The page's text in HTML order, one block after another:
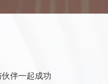
调研数据，帮助医院塑造良好的
体系。联科先后与温州医科大学
医院、教育部近视防控与诊治工
开发、网络购物商城系统开发、
合服务，始终围绕企业发展过程
创新和产品研发。
是一款基于移动互联网的微信应
信为媒介，配合微信支付功能，
新商品信息给微信用户，实现微
通过互联网的技术、思维与精神
组织结构的优化改善和办事流程
化的治理模式与运行模式，通过
伴一起成功